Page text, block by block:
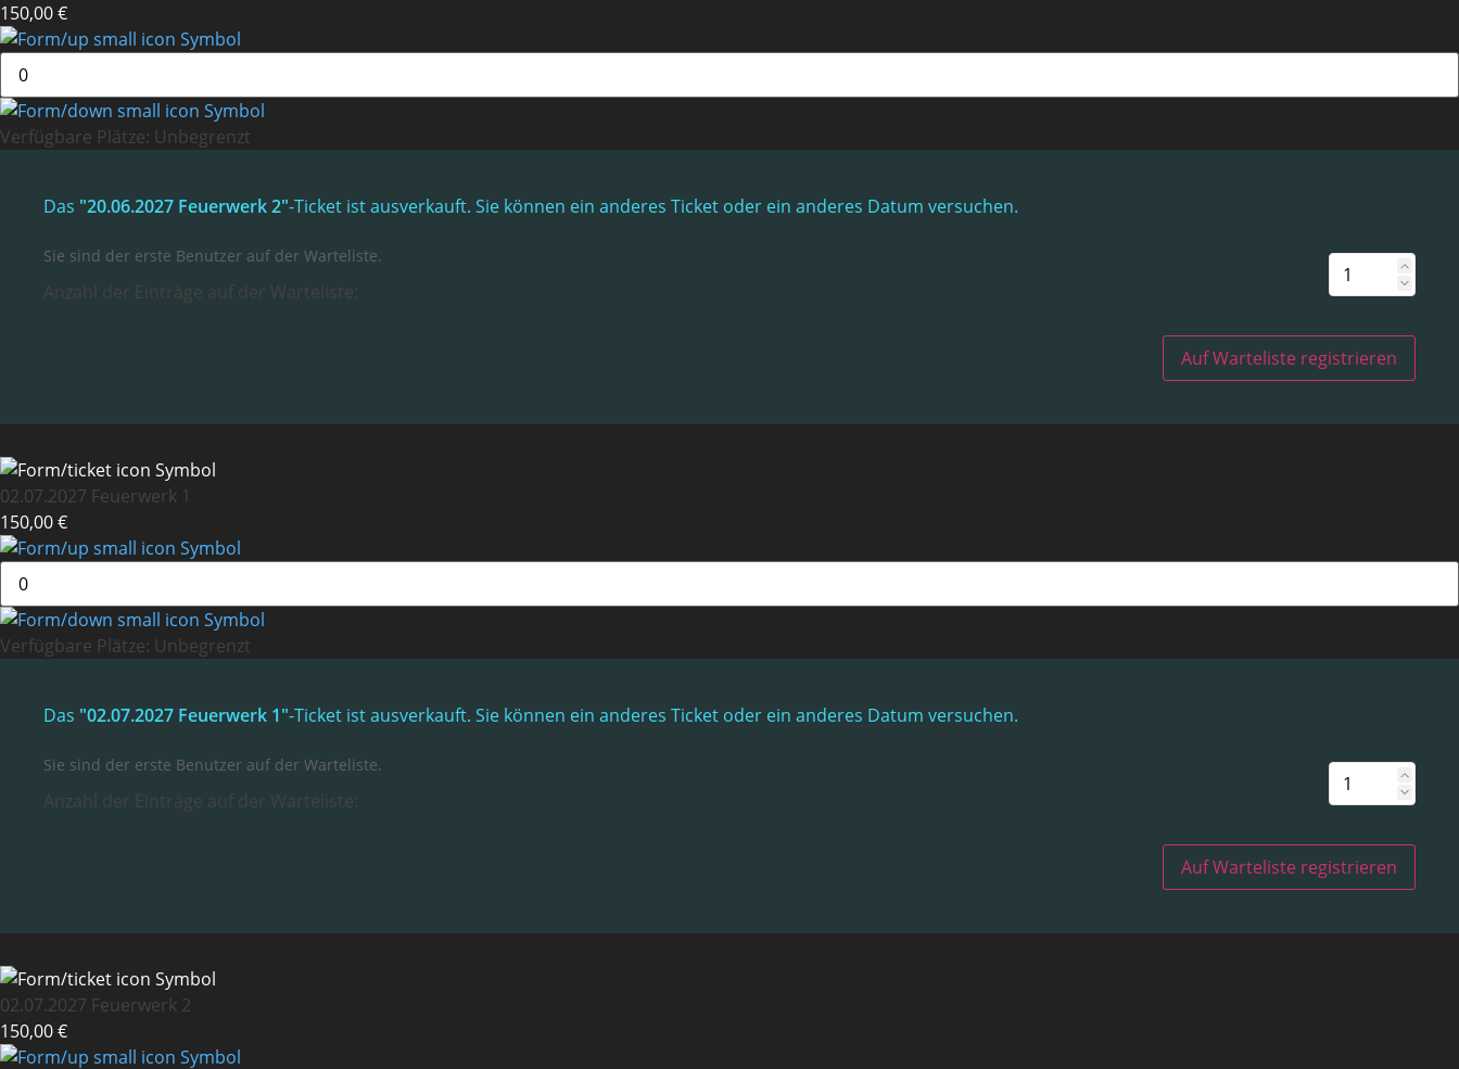
150,00 €
Verfügbare Plätze: Unbegrenzt
Das "20.06.2027 Feuerwerk 2"-Ticket ist ausverkauft. Sie können ein anderes Ticket oder ein anderes Datum versuchen.
Sie sind der erste Benutzer auf der Warteliste.
Anzahl der Einträge auf der Warteliste:
Auf Warteliste registrieren
02.07.2027 Feuerwerk 1
150,00 €
Verfügbare Plätze: Unbegrenzt
Das "02.07.2027 Feuerwerk 1"-Ticket ist ausverkauft. Sie können ein anderes Ticket oder ein anderes Datum versuchen.
Sie sind der erste Benutzer auf der Warteliste.
Anzahl der Einträge auf der Warteliste:
Auf Warteliste registrieren
02.07.2027 Feuerwerk 2
150,00 €